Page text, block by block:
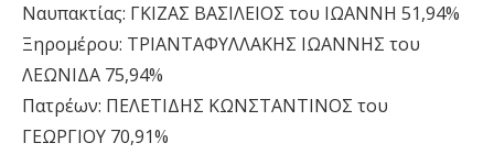
Ναυπακτίας: ΓΚΙΖΑΣ ΒΑΣΙΛΕΙΟΣ του ΙΩΑΝΝΗ 51,94%
Ξηρομέρου: ΤΡΙΑΝΤΑΦΥΛΛΑΚΗΣ ΙΩΑΝΝΗΣ του
ΛΕΩΝΙΔΑ 75,94%
Πατρέων: ΠΕΛΕΤΙΔΗΣ ΚΩΝΣΤΑΝΤΙΝΟΣ του
ΓΕΩΡΓΙΟΥ 70,91%